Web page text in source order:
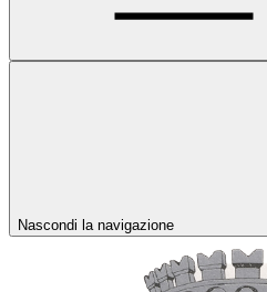
Nascondi la navigazione